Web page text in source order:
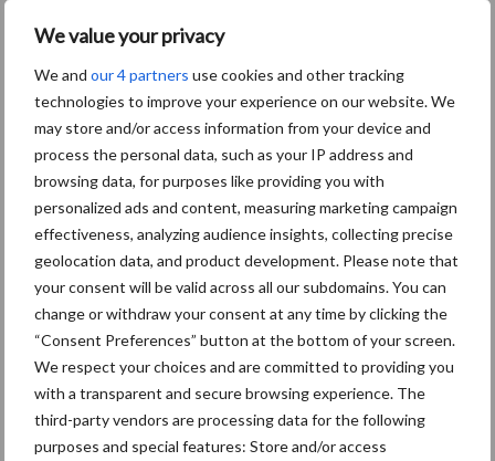
We value your privacy
We and our 4 partners use cookies and other tracking
technologies to improve your experience on our website. We
may store and/or access information from your device and
process the personal data, such as your IP address and
browsing data, for purposes like providing you with
personalized ads and content, measuring marketing campaign
effectiveness, analyzing audience insights, collecting precise
geolocation data, and product development. Please note that
your consent will be valid across all our subdomains. You can
change or withdraw your consent at any time by clicking the
“Consent Preferences” button at the bottom of your screen.
We respect your choices and are committed to providing you
with a transparent and secure browsing experience. The
third-party vendors are processing data for the following
purposes and special features: Store and/or access
Komatsu HM460-6
knikdumper legt lat opnieuw
hoger
Themapagina's
Bemesting Gewas & ruwvoer Loonwerk
Compost Dierlijke mest